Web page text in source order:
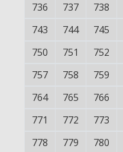
736
737 738
743
744 745
750
751 752
757
758 759
764
765 766
771
772 773
778
779 780